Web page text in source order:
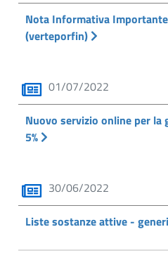
Nota Informativa
(verteporfin)
01/07/2022
Nuovo servizio online per la
5%
30/06/2022
Liste sostanze attive -